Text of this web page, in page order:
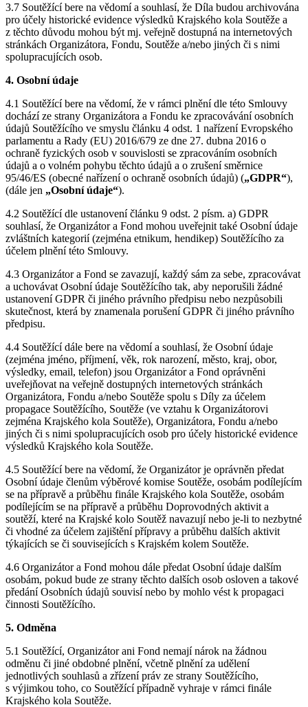
3.7 Soutěžící bere na vědomí a souhlasí, že Díla budou archivována
pro účely historické evidence výsledků Krajského kola Soutěže a
z těchto důvodu mohou být mj. veřejně dostupná na internetových
stránkách Organizátora, Fondu, Soutěže a/nebo jiných či s nimi
spolupracujících osob.
4. Osobní údaje
4.1 Soutěžící bere na vědomí, že v rámci plnění dle této Smlouvy
dochází ze strany Organizátora a Fondu ke zpracovávání osobních
údajů Soutěžícího ve smyslu článku 4 odst. 1 nařízení Evropského
parlamentu a Rady (EU) 2016/679 ze dne 27. dubna 2016 o
ochraně fyzických osob v souvislosti se zpracováním osobních
údajů a o volném pohybu těchto údajů a o zrušení směrnice
95/46/ES (obecné nařízení o ochraně osobních údajů) („GDPR“),
(dále jen „Osobní údaje“).
4.2 Soutěžící dle ustanovení článku 9 odst. 2 písm. a) GDPR
souhlasí, že Organizátor a Fond mohou uveřejnit také Osobní údaje
zvláštních kategorií (zejména etnikum, hendikep) Soutěžícího za
účelem plnění této Smlouvy.
4.3 Organizátor a Fond se zavazují, každý sám za sebe, zpracovávat
a uchovávat Osobní údaje Soutěžícího tak, aby neporušili žádné
ustanovení GDPR či jiného právního předpisu nebo nezpůsobili
skutečnost, která by znamenala porušení GDPR či jiného právního
předpisu.
4.4 Soutěžící dále bere na vědomí a souhlasí, že Osobní údaje
(zejména jméno, příjmení, věk, rok narození, město, kraj, obor,
výsledky, email, telefon) jsou Organizátor a Fond oprávněni
uveřejňovat na veřejně dostupných internetových stránkách
Organizátora, Fondu a/nebo Soutěže spolu s Díly za účelem
propagace Soutěžícího, Soutěže (ve vztahu k Organizátorovi
zejména Krajského kola Soutěže), Organizátora, Fondu a/nebo
jiných či s nimi spolupracujících osob pro účely historické evidence
výsledků Krajského kola Soutěže.
4.5 Soutěžící bere na vědomí, že Organizátor je oprávněn předat
Osobní údaje členům výběrové komise Soutěže, osobám podílejícím
se na přípravě a průběhu finále Krajského kola Soutěže, osobám
podílejícím se na přípravě a průběhu Doprovodných aktivit a
soutěží, které na Krajské kolo Soutěž navazují nebo je-li to nezbytné
či vhodné za účelem zajištění přípravy a průběhu dalších aktivit
týkajících se či souvisejících s Krajském kolem Soutěže.
4.6 Organizátor a Fond mohou dále předat Osobní údaje dalším
osobám, pokud bude ze strany těchto dalších osob osloven a takové
předání Osobních údajů souvisí nebo by mohlo vést k propagaci
činnosti Soutěžícího.
5. Odměna
5.1 Soutěžící, Organizátor ani Fond nemají nárok na žádnou
odměnu či jiné obdobné plnění, včetně plnění za udělení
jednotlivých souhlasů a zřízení práv ze strany Soutěžícího,
s výjimkou toho, co Soutěžící případně vyhraje v rámci finále
Krajského kola Soutěže.